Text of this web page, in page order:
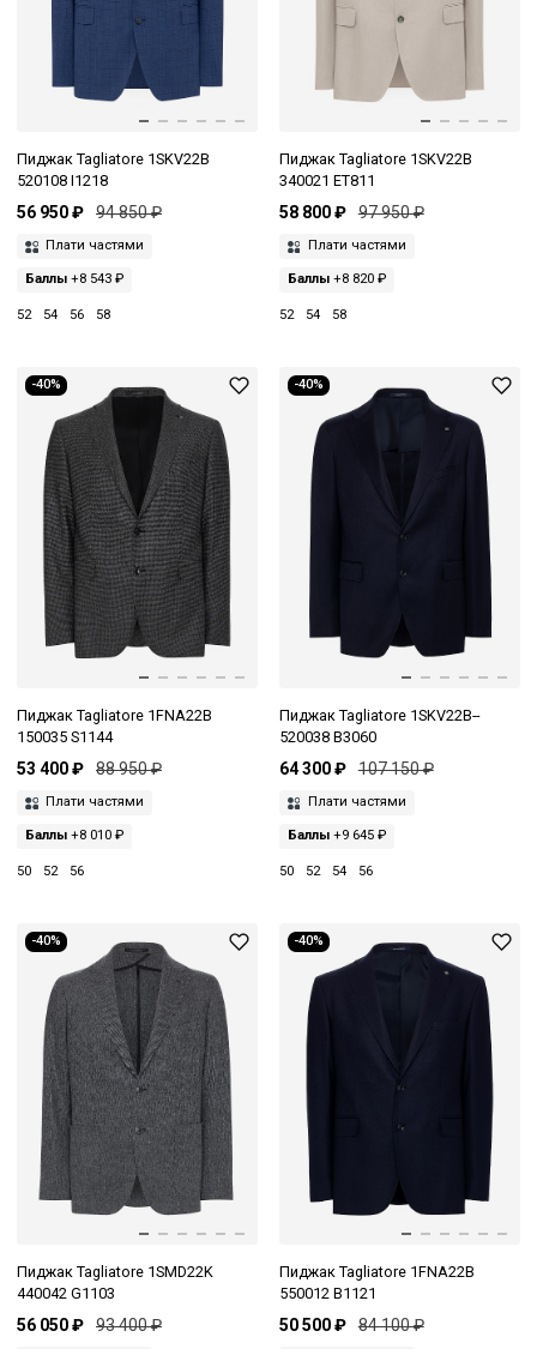
Пиджак Tagliatore 1SKV22B
520108 I1218
56 950 ₽ 94 850 ₽
Плати частями
Баллы +8 543 ₽
52 54 56 58
Пиджак Tagliatore 1SKV22B
340021 ET811
58 800 ₽ 97 950 ₽
Плати частями
Баллы+8 820 ₽
52 54 58
-40%
Пиджак Tagliatore 1FNA22B
150035 S1144
53 400 ₽ 88 950 ₽
Плати частями
Баллы +8 010 ₽
50 52 56
-40%
Пиджак Tagliatore 1SKV22B--
520038 B3060
64 300 ₽ 107 150 ₽
Плати частями
Баллы+9 645 ₽
50 52 54 56
-40%
Пиджак Tagliatore 1SMD22K
440042 G1103
56 050 ₽ 93 400 ₽
-40%
Пиджак Tagliatore 1FNA22B
550012 B1121
50 500 ₽ 84 100 ₽